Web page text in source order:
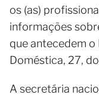
os (as)
informações
que antecedem o
Doméstica, 27,
A secretária